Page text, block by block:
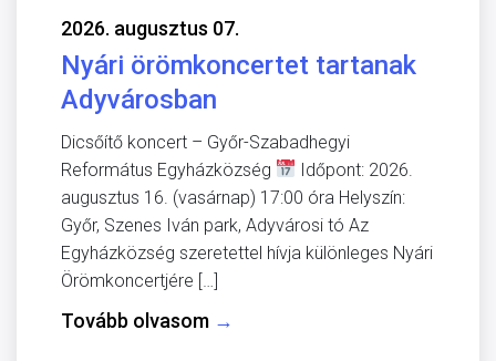
2026. augusztus 07.
Nyári örömkoncertet tartanak
Adyvárosban
Dicsőítő koncert – Győr-Szabadhegyi
Református Egyházközség
Időpont: 2026.
augusztus 16. (vasárnap) 17:00 óra Helyszín:
Győr, Szenes Iván park, Adyvárosi tó Az
Egyházközség szeretettel hívja különleges Nyári
Örömkoncertjére […]
Tovább olvasom →